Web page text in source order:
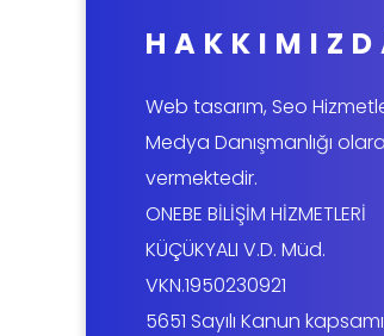
Web tasarım, Seo
Medya Danışmanlığı
vermektedir.
ONEBE BİLİŞİM HİZMETLERİ
KÜÇÜKYALI V.D. Müd.
VKN.1950230921
5651 Sayılı Kanun